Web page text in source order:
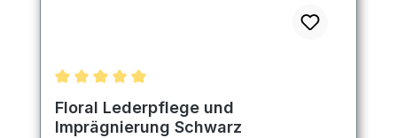
Durchschnittliche Bewertung von 5 von 5 Sternen
Floral Lederpflege und
Imprägnierung Schwarz